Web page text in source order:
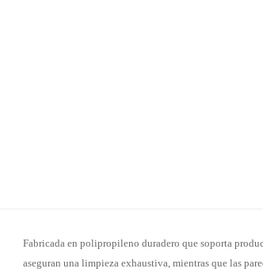
Fabricada en polipropileno duradero que soporta
aseguran una limpieza exhaustiva, mientras que las